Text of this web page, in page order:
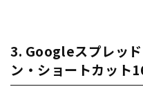
3. Googleスプレッ
ン・ショートカット